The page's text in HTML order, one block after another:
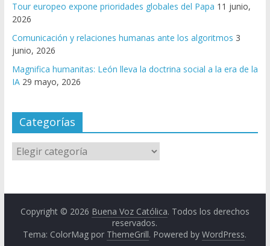
Tour europeo expone prioridades globales del Papa 11 junio,
2026
Comunicación y relaciones humanas ante los algoritmos 3
junio, 2026
Magnifica humanitas: León lleva la doctrina social a la era de la
IA 29 mayo, 2026
Categorías
Copyright © 2026 Buena Voz Católica. Todos los derechos
reservados.
Tema: ColorMag por ThemeGrill. Powered byWordPress.